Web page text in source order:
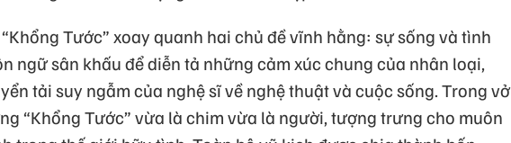
Tước” xoay quanh hai chủ đề vĩnh hằng: sự sống và tình
ngữ sân khấu để diễn tả những cảm xúc chung của nhân loại,
tải suy ngẫm của nghệ sĩ về nghệ thuật và cuộc sống. Trong vở
“Khổng Tước” vừa là chim vừa là người, tượng trưng cho muôn